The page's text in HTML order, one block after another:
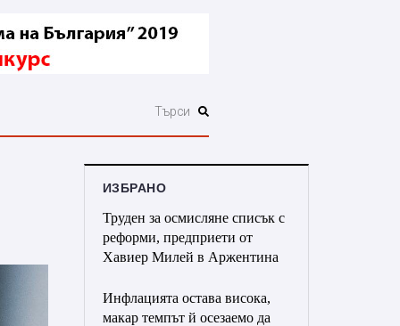
ИЗБРАНО
Труден за осмисляне списък с
реформи, предприети от
Хавиер Милей в Аржентина
Инфлацията остава висока,
макар темпът й осезаемо да